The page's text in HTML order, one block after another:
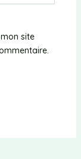
site